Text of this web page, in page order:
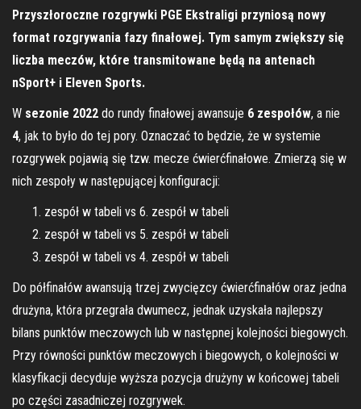
Przyszłoroczne rozgrywki PGE Ekstraligi przyniosą nowy
format rozgrywania fazy finałowej. Tym samym zwiększy się
liczba meczów, które transmitowane będą na antenach
nSport+ i Eleven Sports.
W sezonie 2022 do rundy finałowej awansuje 6 zespołów, a nie
4, jak to było do tej pory. Oznaczać to będzie, że w systemie
rozgrywek pojawią się tzw. mecze ćwierćfinałowe. Zmierzą się w
nich zespoły w następującej konfiguracji:
zespół w tabeli vs 6. zespół w tabeli
zespół w tabeli vs 5. zespół w tabeli
zespół w tabeli vs 4. zespół w tabeli
Do półfinałów awansują trzej zwycięzcy ćwierćfinałów oraz jedna
drużyna, która przegrała dwumecz, jednak uzyskała najlepszy
bilans punktów meczowych lub w następnej kolejności biegowych.
Przy równości punktów meczowych i biegowych, o kolejności w
klasyfikacji decyduje wyższa pozycja drużyny w końcowej tabeli
po części zasadniczej rozgrywek.